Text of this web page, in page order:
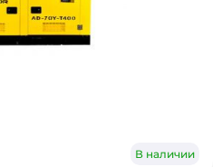
В наличии